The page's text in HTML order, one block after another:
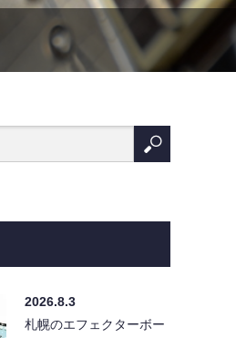
2026.8.3
札幌のエフェクターボー